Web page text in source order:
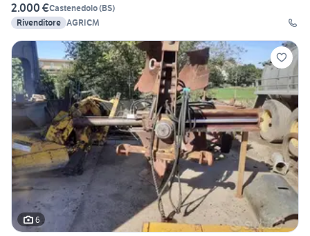
2.000 €Castenedolo(BS)
Rivenditore AGRICM
6